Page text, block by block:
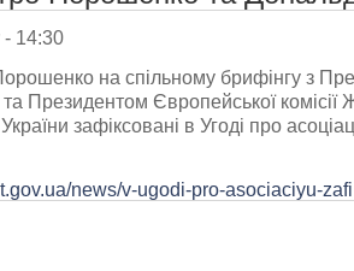
- 14:30
на спільному брифінгу з
Президентом Європейської
зафіксовані в Угоді про
news/v-ugodi-pro-asociaciyu-